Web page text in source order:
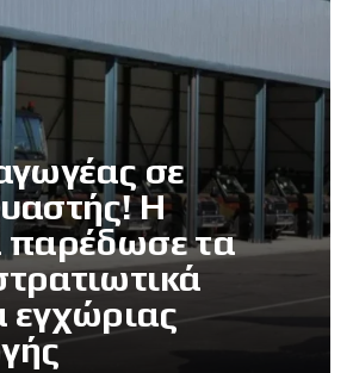
σε
Η
παρέδωσε τα
εγχώριας